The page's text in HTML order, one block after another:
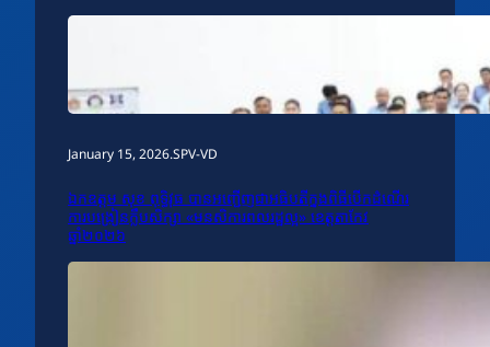
January 15, 2026.SPV-VD
ឯកឧត្តម សុខ ពុទ្ធិវុធ បានអញ្ជើញជាអធិបតីក្នុងពិធីបើកដំណើរ
ការបង្រៀនក្លឹបសិក្សា «មនសិការពលរដ្ឋល្អ» ខេត្តតាកែវ
ឆ្នាំ២០២៦